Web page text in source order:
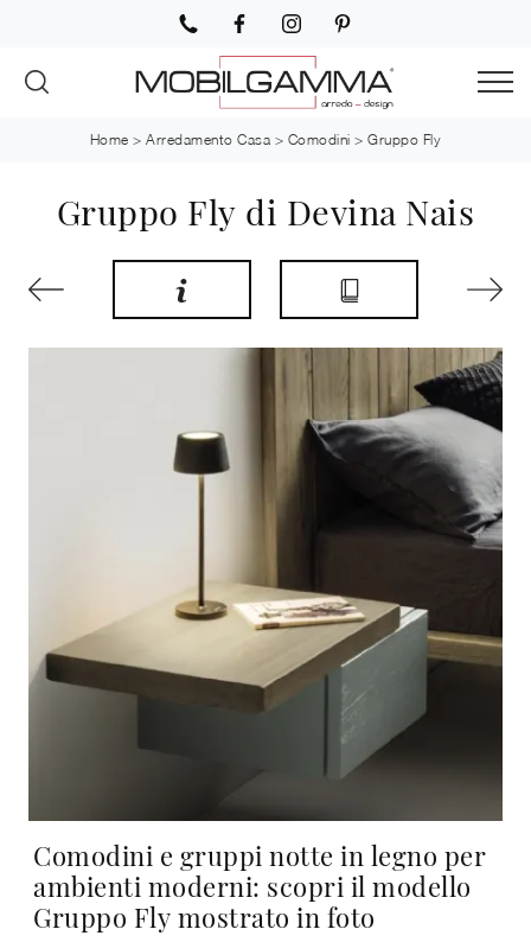
Home >Arredamento Casa > Comodini >Gruppo Fly
Gruppo Fly di Devina Nais
Comodini e gruppi notte in legno per
ambienti moderni: scopri il modello
Gruppo Fly mostrato in foto